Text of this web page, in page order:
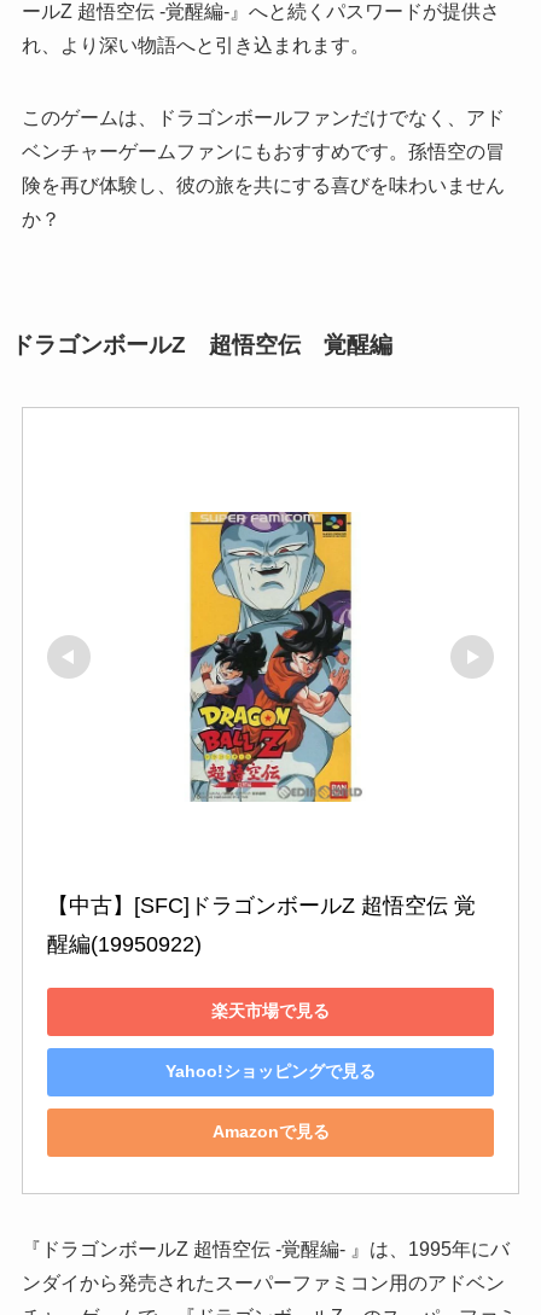
ールZ 超悟空伝 -覚醒編-』へと続くパスワードが提供さ
れ、より深い物語へと引き込まれます。
このゲームは、ドラゴンボールファンだけでなく、アド
ベンチャーゲームファンにもおすすめです。孫悟空の冒
険を再び体験し、彼の旅を共にする喜びを味わいません
か？
ドラゴンボールZ 超悟空伝 覚醒編
【中古】[SFC]ドラゴンボールZ 超悟空伝 覚
醒編(19950922)
楽天市場で見る
Yahoo!ショッピングで見る
Amazonで見る
『ドラゴンボールZ 超悟空伝 -覚醒編- 』は、1995年にバ
ンダイから発売されたスーパーファミコン用のアドベン